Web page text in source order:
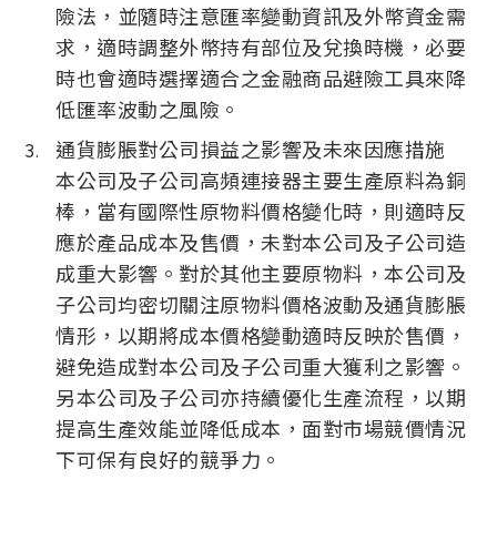
險法，並隨時注意匯率變動資訊及外幣資金需
求，適時調整外幣持有部位及兌換時機，必要
時也會適時選擇適合之金融商品避險工具來降
低匯率波動之風險。
通貨膨脹對公司損益之影響及未來因應措施
本公司及子公司高頻連接器主要生產原料為銅
棒，當有國際性原物料價格變化時，則適時反
應於產品成本及售價，未對本公司及子公司造
成重大影響。對於其他主要原物料，本公司及
子公司均密切關注原物料價格波動及通貨膨脹
情形，以期將成本價格變動適時反映於售價，
避免造成對本公司及子公司重大獲利之影響。
另本公司及子公司亦持續優化生產流程，以期
提高生產效能並降低成本，面對市場競價情況
下可保有良好的競爭力。